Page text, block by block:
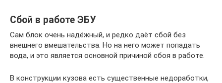
Сбой в работе ЭБУ
Сам блок очень надёжный, и редко даёт сбой без
внешнего вмешательства. Но на него может попадать
вода, и это является основной причиной сбоя в работе.
В конструкции кузова есть существенные недоработки,